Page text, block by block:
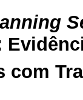
com